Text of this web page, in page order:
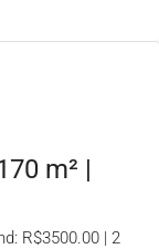
m² |
R$3500.00 | 2